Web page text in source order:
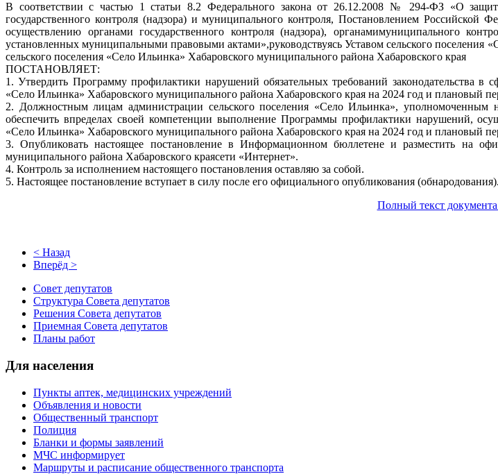
В соответствии с частью 1 статьи 8.2 Федерального закона от 26.12.2008 № 294-ФЗ «О
государственного контроля (надзора) и муниципального контроля, Постановлением
осуществлению органами государственного контроля (надзора), органамимуниципального
установленных муниципальными правовыми актами»,руководствуясь Уставом сельского
сельского поселения «Село Ильинка» Хабаровского муниципального района Хабаровского края
ПОСТАНОВЛЯЕТ:
1. Утвердить Программу профилактики нарушений обязательных требований законодательства в
«Село Ильинка» Хабаровского муниципального района Хабаровского края на 2024 год и
2. Должностным лицам администрации сельского поселения «Село Ильинка», уполномоченным
обеспечить впределах своей компетенции выполнение Программы профилактики нарушений,
«Село Ильинка» Хабаровского муниципального района Хабаровского края на 2024 год и плановый
3. Опубликовать настоящее постановление в Информационном бюллетене и разместить на
муниципального района Хабаровского краясети «Интернет».
4. Контроль за исполнением настоящего постановления оставляю за собой.
5. Настоящее постановление вступает в силу после его официального опубликования (обнародования).
Полный текст
< Назад
Вперёд >
Совет депутатов
Структура Совета депутатов
Решения Совета депутатов
Приемная Совета депутатов
Планы работ
Для населения
Пункты аптек, медицинских учреждений
Объявления и новости
Общественный транспорт
Полиция
Бланки и формы заявлений
МЧС информирует
Маршруты и расписание общественного транспорта